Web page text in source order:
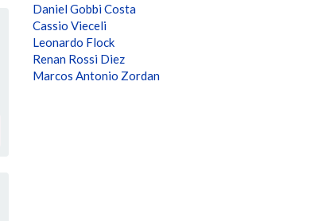
Daniel Gobbi Costa
Cassio Vieceli
Leonardo Flock
Renan Rossi Diez
Marcos Antonio Zordan